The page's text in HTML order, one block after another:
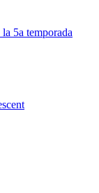
5a temporada